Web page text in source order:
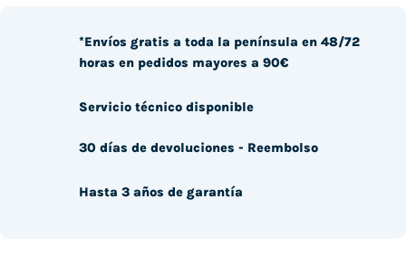
*Envíos gratis a toda la península en 48/72
horas en pedidos mayores a 90€
Servicio técnico disponible
30 días de devoluciones - Reembolso
Hasta 3 años de garantía